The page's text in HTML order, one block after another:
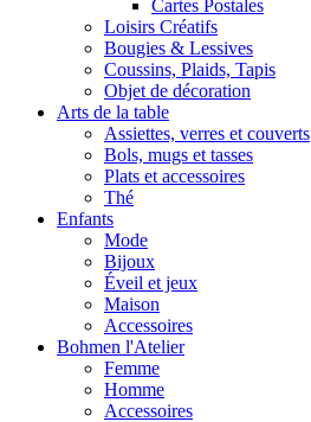
Cartes Postales
Loisirs Créatifs
Bougies & Lessives
Coussins, Plaids, Tapis
Objet de décoration
Arts de la table
Assiettes, verres et couverts
Bols, mugs et tasses
Plats et accessoires
Thé
Enfants
Mode
Bijoux
Éveil et jeux
Maison
Accessoires
Bohmen l'Atelier
Femme
Homme
Accessoires